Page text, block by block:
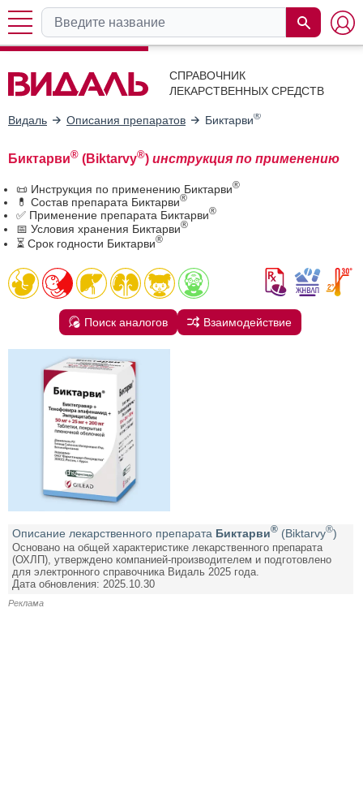
СПРАВОЧНИК
ЛЕКАРСТВЕННЫХ СРЕДСТВ
Видаль Описания препаратов Биктарви®
Биктарви® (Biktarvy®) инструкция по применению
📜 Инструкция по применению Биктарви®
💊 Состав препарата Биктарви®
✅ Применение препарата Биктарви®
📅 Условия хранения Биктарви®
⏳ Срок годности Биктарви®
Поиск аналогов Взаимодействие
Описание лекарственного препарата Биктарви® (Biktarvy®)
Основано на общей характеристике лекарственного препарата
(ОХЛП), утверждено компанией-производителем и подготовлено
для электронного справочника Видаль 2025 года.
Дата обновления: 2025.10.30
Реклама